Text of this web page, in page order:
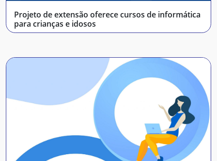
Projeto de extensão oferece cursos de informática
para crianças e idosos